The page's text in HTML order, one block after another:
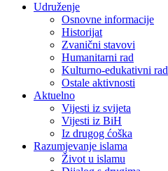
Udruženje
Osnovne informacije
Historijat
Zvanični stavovi
Humanitarni rad
Kulturno-edukativni rad
Ostale aktivnosti
Aktuelno
Vijesti iz svijeta
Vijesti iz BiH
Iz drugog ćoška
Razumjevanje islama
Život u islamu